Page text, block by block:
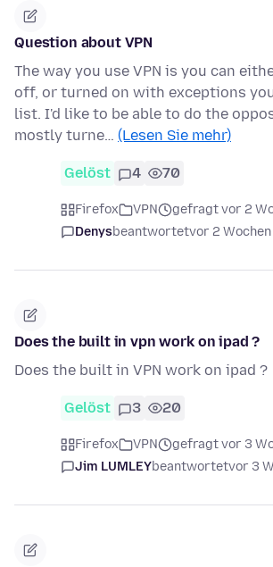
Question about VPN
The way you use VPN is you can
off, or turned on with exceptions
list. I'd like to be able to do the
mostly turne… (Lesen Sie mehr)
Gelöst 4 70
Firefox VPN
gefragt vor 2
Denysbeantwortetvor 2 Wochen
Does the built in vpn work on ipad ?
Does the built in VPN work on ipad ?
Gelöst 3 20
Firefox VPN
gefragt vor 3
Jim LUMLEYbeantwortetvor 3